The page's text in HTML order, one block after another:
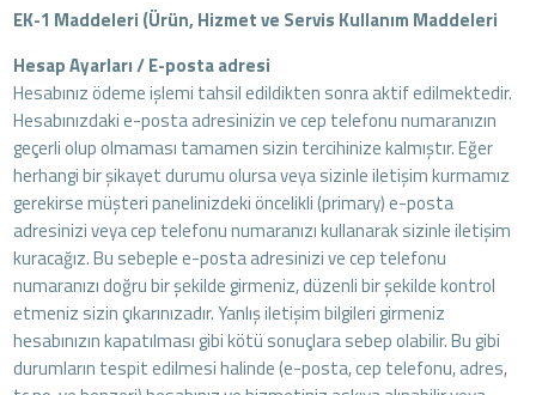
EK-1 Maddeleri (Ürün, Hizmet ve Servis Kullanım Maddeleri
Hesap Ayarları / E-posta adresi
Hesabınız ödeme işlemi tahsil edildikten sonra aktif edilmektedir.
Hesabınızdaki e-posta adresinizin ve cep telefonu numaranızın
geçerli olup olmaması tamamen sizin tercihinize kalmıştır. Eğer
herhangi bir şikayet durumu olursa veya sizinle iletişim kurmamız
gerekirse müşteri panelinizdeki öncelikli (primary) e-posta
adresinizi veya cep telefonu numaranızı kullanarak sizinle iletişim
kuracağız. Bu sebeple e-posta adresinizi ve cep telefonu
numaranızı doğru bir şekilde girmeniz, düzenli bir şekilde kontrol
etmeniz sizin çıkarınızadır. Yanlış iletişim bilgileri girmeniz
hesabınızın kapatılması gibi kötü sonuçlara sebep olabilir. Bu gibi
durumların tespit edilmesi halinde (e-posta, cep telefonu, adres,